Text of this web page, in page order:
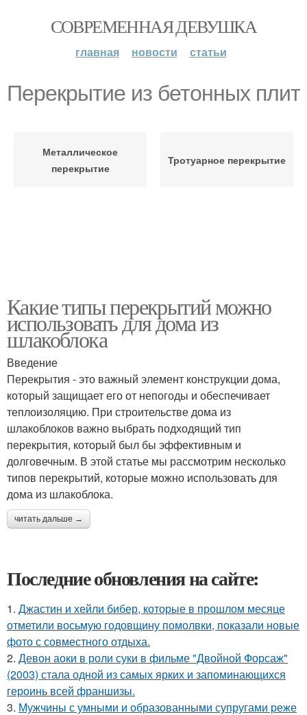
СОВРЕМЕННАЯ ДЕВУШКА
главная новости статьи
Перекрытие из бетонных плит
Металлическое
перекрытие
Тротуарное перекрытие
Какие типы перекрытий можно
использовать для дома из
шлакоблока
Введение
Перекрытия - это важный элемент конструкции дома,
который защищает его от непогоды и обеспечивает
теплоизоляцию. При строительстве дома из
шлакоблоков важно выбрать подходящий тип
перекрытия, который был бы эффективным и
долговечным. В этой статье мы рассмотрим несколько
типов перекрытий, которые можно использовать для
дома из шлакоблока.
читать дальше →
Последние обновления на сайте:
1. Джастин и хейли бибер, которые в прошлом месяце
отметили восьмую годовщину помолвки, показали новые
фото с совместного отдыха.
2. Девон аоки в роли суки в фильме "Двойной Форсаж"
(2003) стала одной из самых ярких и запоминающихся
героинь всей франшизы.
3. Мужчины с умными и образованными супругами реже